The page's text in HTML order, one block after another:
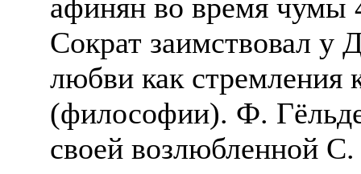
афинян во время чумы
Сократ заимствовал у
любви как стремления
(философии). Ф.
своей возлюбленной С.